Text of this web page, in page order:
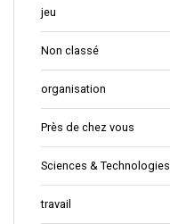
jeu
Non classé
organisation
Près de chez vous
Sciences & Technologies
travail